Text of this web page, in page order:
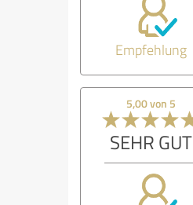
Empfehlung
5,00 von 5
SEHR GUT